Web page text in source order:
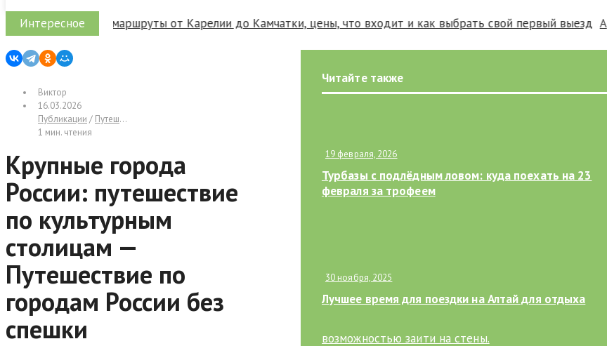
Интересное
России: лучшие маршруты от Карелии до Камчатки, цены, что входит и как выбрать свой первый выезд Арт-
Виктор
16.03.2026
Публикации / Путешествие по городам России
1 мин. чтения
Крупные города
России: путешествие
по культурным
столицам —
Путешествие по
городам России без
спешки
Читайте также
19 февраля, 2026
Турбазы с подлёдным ловом: куда поехать на 23
февраля за трофеем
30 ноября, 2025
Лучшее время для поездки на Алтай для отдыха